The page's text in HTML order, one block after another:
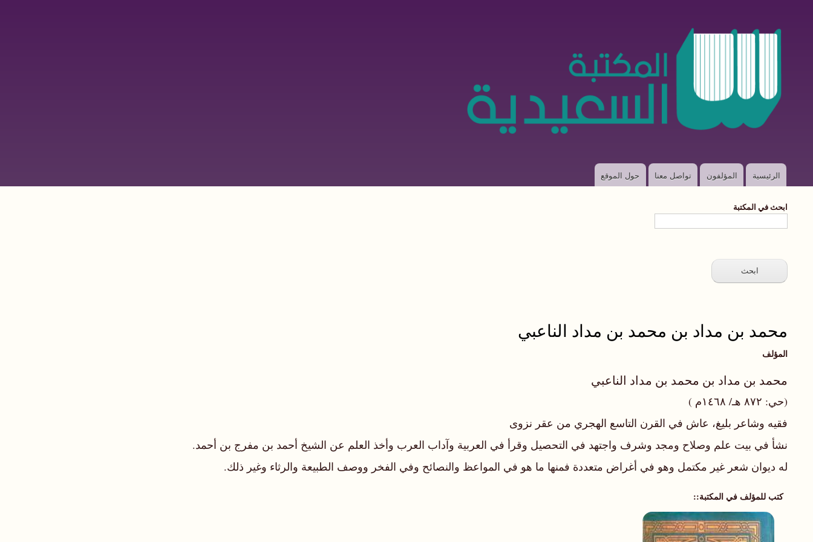
Mainالرئيسية المؤلفون تواصل معنا حول الموقع
ابحث في المكتبة
محمد بن مداد بن محمد بن مداد الناعبي
المؤلف
محمد بن مداد بن محمد بن مداد الناعبي
(حي: ٨٧٢ هـ/ ١٤٦٨م )
فقيه وشاعر بليغ، عاش في القرن التاسع الهجري من عقر نزوى
نشأ في بيت علم وصلاح ومجد وشرف واجتهد في التحصيل وقرأ في العربية وآداب العرب وأخذ العلم عن الشيخ أحمد بن مفرج بن أحمد.
له ديوان شعر غير مكتمل وهو في أغراض متعددة فمنها ما هو في المواعظ والنصائح وفي الفخر ووصف الطبيعة والرثاء وغير ذلك.
كتب للمؤلف في المكتبة: